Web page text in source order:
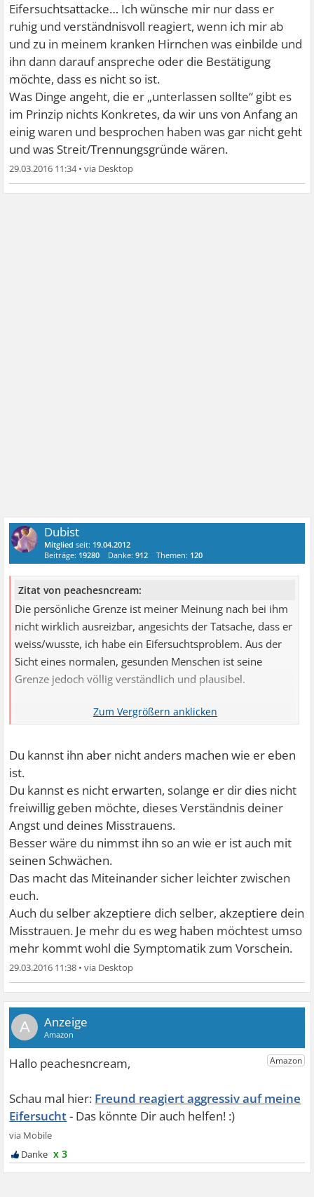
Eifersuchtsattacke… Ich wünsche mir nur dass er
ruhig und verständnisvoll reagiert, wenn ich mir ab
und zu in meinem kranken Hirnchen was einbilde und
ihn dann darauf anspreche oder die Bestätigung
möchte, dass es nicht so ist.
Was Dinge angeht, die er „unterlassen sollte“ gibt es
im Prinzip nichts Konkretes, da wir uns von Anfang an
einig waren und besprochen haben was gar nicht geht
und was Streit/Trennungsgründe wären.
29.03.2016 11:34•
Dubist
Mitglied seit: 19.04.2012
Beiträge: 19280 Danke:912 Themen: 120
Zitat von peachesncream:
Die persönliche Grenze ist meiner Meinung nach bei ihm
nicht wirklich ausreizbar, angesichts der Tatsache, dass er
weiss/wusste, ich habe ein Eifersuchtsproblem. Aus der
Sicht eines normalen, gesunden Menschen ist seine
Grenze jedoch völlig verständlich und plausibel.
Ich möchte, dass wir beide daran arbeiten, ich habe mich
Anfangs hatte ich mit allem Mühe, auch wenn er nur
schnell in die Stadt ging nachmittags mit einem Freund…
Oder wenn er mal online war und nicht mir schrieb. Jetzt
geht das alles gut und gestern Abend war er sogar im
Kino mit Kumpels und wir hatten keine Diskussion und
ich hatte keine Eifersuchtsattacke… Ich wünsche mir nur
dass er ruhig und verständnisvoll reagiert, wenn ich mir
ab und zu in meinem kranken Hirnchen was einbilde und
ihn dann darauf anspreche oder die Bestätigung möchte,
dass es nicht so ist.
Was Dinge angeht, die er „unterlassen sollte“ gibt es im
Prinzip nichts Konkretes, da wir uns von Anfang an einig
waren und besprochen haben was gar nicht geht und was
Streit/Trennungsgründe wären.
Du kannst ihn aber nicht anders machen wie er eben
ist.
Du kannst es nicht erwarten, solange er dir dies nicht
freiwillig geben möchte, dieses Verständnis deiner
Angst und deines Misstrauens.
Besser wäre du nimmst ihn so an wie er ist auch mit
seinen Schwächen.
Das macht das Miteinander sicher leichter zwischen
euch.
Auch du selber akzeptiere dich selber, akzeptiere dein
Misstrauen. Je mehr du es weg haben möchtest umso
mehr kommt wohl die Symptomatik zum Vorschein.
29.03.2016 11:38 •
A
Freund reagiert aggressiv auf meine
Eifersucht
x 3